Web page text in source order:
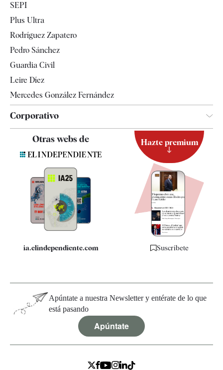
Televisión
SEPI
Plus Ultra
Rodríguez Zapatero
Pedro Sánchez
Guardia Civil
Leire Díez
Mercedes González Fernández
Corporativo
Contacto
Quiénes somos
Especificaciones
Otras webs de
ia.elindependiente.com
Hazte premium
Suscríbete
Apúntate a nuestra Newsletter y entérate de lo que
está pasando
Apúntate